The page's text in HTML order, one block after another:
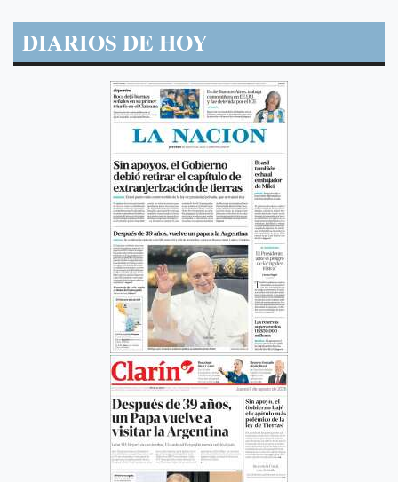
DIARIOS DE HOY